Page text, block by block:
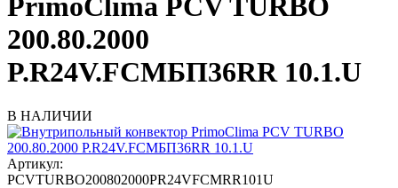
PrimoClima PCV TURBO
200.80.2000
P.R24V.FCMБП36RR 10.1.U
В НАЛИЧИИ
Артикул:
PCVTURBO200802000PR24VFCMRR101U